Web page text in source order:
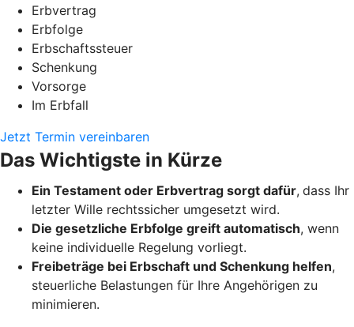
Erbvertrag
Erbfolge
Erbschaftssteuer
Schenkung
Vorsorge
Im Erbfall
Jetzt Termin vereinbaren
Das Wichtigste in Kürze
Ein Testament oder Erbvertrag sorgt dafür, dass Ihr
letzter Wille rechtssicher umgesetzt wird.
Die gesetzliche Erbfolge greift automatisch, wenn
keine individuelle Regelung vorliegt.
Freibeträge bei Erbschaft und Schenkung helfen,
steuerliche Belastungen für Ihre Angehörigen zu
minimieren.